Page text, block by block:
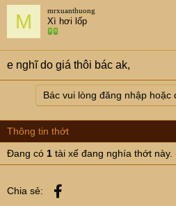
M mrxuanthuong
Xì hơi lốp
e nghĩ do giá thôi bác ak,
Bác vui lòng đăng nhập hoặc
Thông tin thớt
Đang có 1 tài xế đang nghía thớt này.
Chia sẻ: